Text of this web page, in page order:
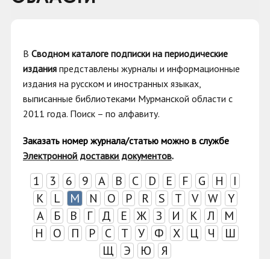
В Сводном каталоге подписки на периодические
издания представлены журналы и информационные
издания на русском и иностранных языках,
выписанные библиотеками Мурманской области с
2011 года. Поиск – по алфавиту.
Заказать номер журнала/статью можно в службе
Электронной доставки документов.
1 3 6 9 A B C D E F G H
I
K
L M N O P R S T V W
Y
А
Б В Г Д Е Ж З И К Л
М
Н
О П Р С Т У Ф Х Ц Ч
Ш
Щ
Э Ю Я